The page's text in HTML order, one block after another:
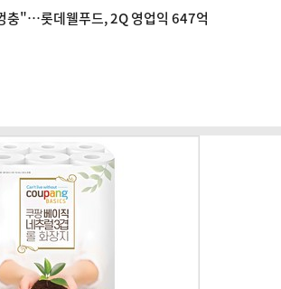
충"…롯데웰푸드, 2Q 영업익 647억